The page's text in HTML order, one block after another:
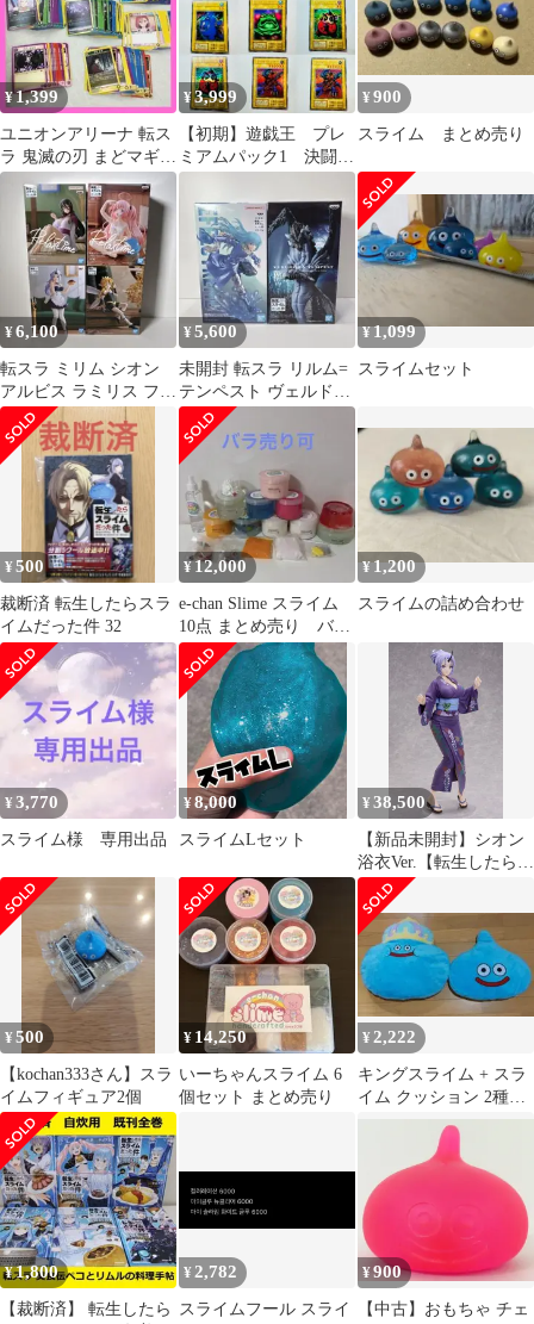
¥1,399
ユニオンアリーナ 転ス
ラ 鬼滅の刃 まどマギ等
優良U C 約440枚まとめ
売り
¥3,999
【初期】遊戯王 プレ
ミアムパック1 決闘者
伝説 収録カード 9
枚 まとめ売り
¥900
スライム まとめ売り
¥6,100
転スラ ミリム シオン
アルビス ラミリス フィ
ギュア 4体セット 未開
封
¥5,600
未開封 転スラ リルム=
テンペスト ヴェルドラ
=テンペスト 2体セット
¥1,099
スライムセット
¥500
裁断済 転生したらスラ
イムだった件 32
¥12,000
e-chan Slime スライム
10点 まとめ売り バラ
売り可
¥ 1,200
スライムの詰め合わせ
¥3,770
スライム様 専用出品
¥8,000
スライムLセット
¥38,500
【新品未開封】シオン
浴衣Ver.【転生したらス
ライムだった件】【箱
あり】【正規品】グッ
ドスマイルカンパニー
グッスマ GSC
¥500
【kochan333さん】スラ
イムフィギュア2個
¥ 14,250
いーちゃんスライム 6
個セット まとめ売り
¥ 2,222
キングスライム + スラ
イム クッション 2種セ
¥1,800
【裁断済】 転生したら
¥ 2,782
スライムフール スライ
¥900
【中古】おもちゃ チェ